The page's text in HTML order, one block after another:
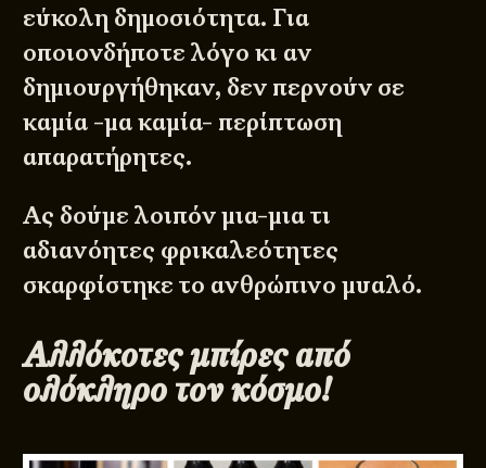
εύκολη δημοσιότητα. Για
οποιονδήποτε λόγο κι αν
δημιουργήθηκαν, δεν περνούν σε
καμία -μα καμία- περίπτωση
απαρατήρητες.
Ας δούμε λοιπόν μια-μια τι
αδιανόητες φρικαλεότητες
σκαρφίστηκε το ανθρώπινο μυαλό.
Αλλόκοτες μπίρες από
ολόκληρο τον κόσμο!